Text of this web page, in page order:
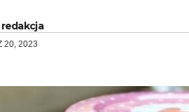
redakcja
20, 2023